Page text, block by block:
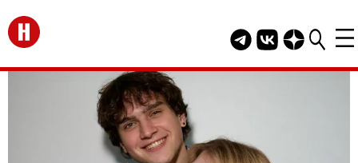
Перейти на главную
Telegram канал
Группа HELLO
Канал